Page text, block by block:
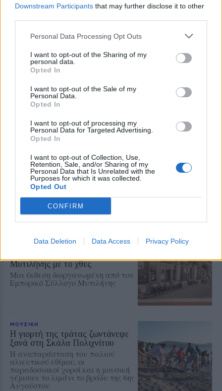
Downstream Participants that may further disclose it to other
Personal Data Processing Opt Outs
I want to opt-out of the Sharing of my
personal data.
Opted In
I want to opt-out of the Sale of my
Personal Data.
Opted In
I want to opt-out of processing my
Personal Data for Targeted Advertising.
Opted In
I want to opt-out of Collection, Use,
Retention, Sale, and/or Sharing of my
Personal Data that Is Unrelated with the
Purposes for which it was collected.
Opted Out
CONFIRM
Data Deletion Data Access Privacy Policy
7.30 το απόγευμα, έξω από το
Βορείου Αιγαίου στη Μυτιλήνη η
κινητοποίηση
ΔΡΑΣΕΙΣ
Ρούχα και τρόφιμα για τους
ανθρώπους που έχουν ανάγκη
Νέα συνεργασία της
«Ανακύκλωσης Αιγαίου» με τον
Σύνδεσμο Κοινωνικής Προστασίας
και Αλληλεγγύης
ΔΡΑΣΕΙΣ
Καλοκαιρινή γιορτή για τα
παιδιά της «Κυψέλης»
Μουσική, τραγούδι και χορός στη
Λέσχη Αξιωματικών από τον
Ελληνικό Ερυθρό Σταυρό και την
98 ΑΔΤΕ
Στο Πανελλήνιον έκθεση
Μυτιλήνης με το χθες
Μια έκθεση διοργανωμένη από τον
Εμπορικό Σύλλογο Μυτιλήνης
ΜΟΥΣΙΚΗ
Η γιορτή της τράτας ζωντάνεψε
ξανά στη Σκάλα Πολιχνίτου
Η αναπαράσταση του παλιού
αλιευτικού εθίμου, οι
παραδοσιακοί χοροί και η μουσική
γέμισαν το λιμάνι το βράδυ της 6ης
Αυγούστου